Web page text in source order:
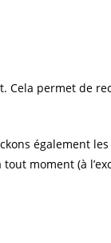
Cela permet de
également
moment (à